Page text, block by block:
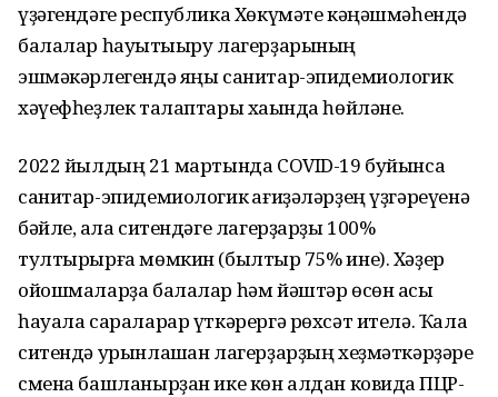
үҙәгендәге республика Хөкүмәте кәңәшмәһендә
балалар һауыҡтыыру лагерҙарының
эшмәкәрлегендә яңы санитар-эпидемиологик
хәүефһеҙлек талаптары хаҡында һөйләне.
2022 йылдың 21 мартында COVID-19 буйынса
санитар-эпидемиологик ҡағиҙәләрҙең үҙгәреүенә
бәйле, ҡала ситендәге лагерҙарҙы 100%
тултырырға мөмкин (былтыр 75% ине). Хәҙер
ойошмаларҙа балалар һәм йәштәр өсөн асыҡ
һауала сараларар үткәрергә рөхсәт ителә. Ҡала
ситендә урынлашҡан лагерҙарҙың хеҙмәткәрҙәре
смена башланырҙан ике көн алдан ковидҡа ПЦР-